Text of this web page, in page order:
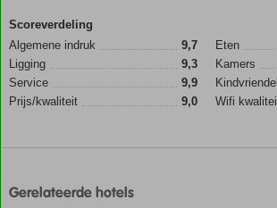
Scoreverdeling
Algemene indruk
9,7
Ligging
9,3
Service
9,9
Prijs/kwaliteit
9,0
Eten
Kamers
Wifi
Gerelateerde hotels